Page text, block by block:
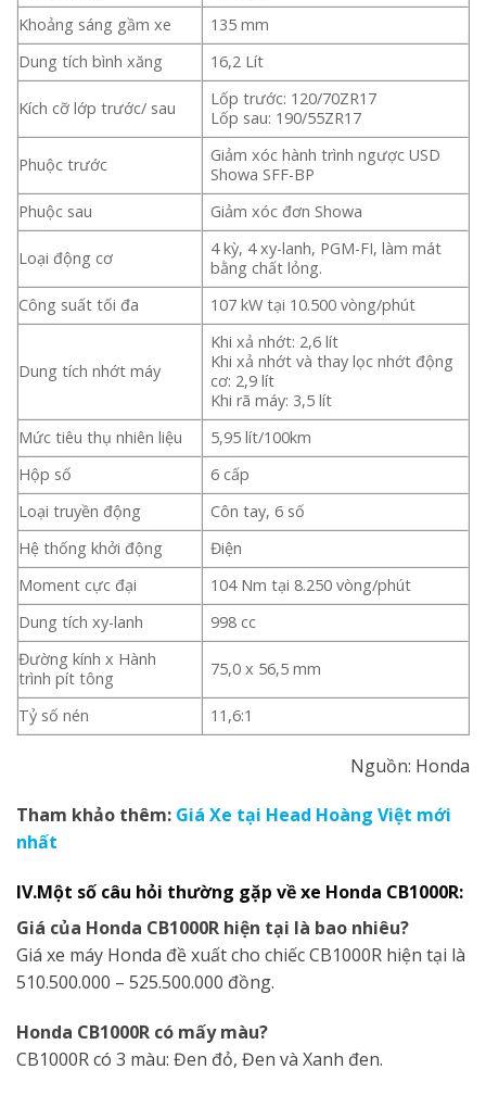
Khoảng sáng gầm xe
135 mm
Dung tích bình xăng
16,2 Lít
Kích cỡ lớp trước/ sau
Lốp trước: 120/70ZR17
Lốp sau: 190/55ZR17
Phuộc trước
Giảm xóc hành trình ngược USD
Showa SFF-BP
Phuộc sau
Giảm xóc đơn Showa
Loại động cơ
4 kỳ, 4 xy-lanh, PGM-FI, làm mát
bằng chất lỏng.
Công suất tối đa
107 kW tại 10.500 vòng/phút
Dung tích nhớt máy
Khi xả nhớt: 2,6 lít
Khi xả nhớt và thay lọc nhớt động
cơ: 2,9 lít
Khi rã máy: 3,5 lít
Mức tiêu thụ nhiên liệu
5,95 lít/100km
Hộp số
6 cấp
Loại truyền động
Côn tay, 6 số
Hệ thống khởi động
Điện
Moment cực đại
104 Nm tại 8.250 vòng/phút
Dung tích xy-lanh
998 cc
Đường kính x Hành
trình pít tông
75,0 x 56,5 mm
Tỷ số nén 11,6:1
Nguồn: Honda
Tham khảo thêm: Giá Xe tại Head Hoàng Việt mới
nhất
IV.Một số câu hỏi thường gặp về xe Honda CB1000R:
Giá của Honda CB1000R hiện tại là bao nhiêu?
Giá xe máy Honda đề xuất cho chiếc CB1000R hiện tại là
510.500.000 – 525.500.000 đồng.
Honda CB1000R có mấy màu?
CB1000R có 3 màu: Đen đỏ, Đen và Xanh đen.